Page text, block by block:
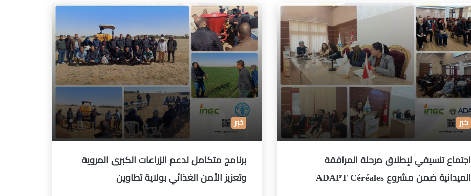
خبر
اجتماع تنسيقي لإطلاق مرحلة المرافقة
الميدانية ضمن مشروع ADAPT Céréales
خبر
برنامج متكامل لدعم الزراعات الكبرى المروية
وتعزيز الأمن الغذائي بولاية تطاوين